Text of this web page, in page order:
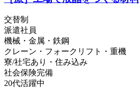
交替制
派遣社員
機械・金属・鉄鋼
クレーン・フォークリフト・重機
寮/社宅あり・住み込み
社会保険完備
20代活躍中